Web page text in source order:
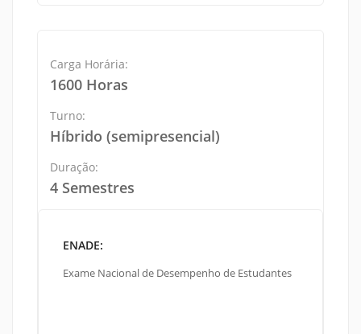
Carga Horária:
1600 Horas
Turno:
Híbrido (semipresencial)
Duração:
4 Semestres
ENADE:
Exame Nacional de Desempenho de Estudantes